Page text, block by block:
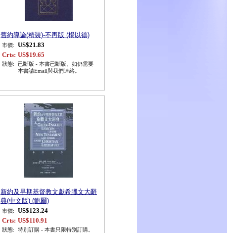
舊約導論(精裝)-不再版 (楊以德)
市價:
US$21.83
Crts: US$19.65
狀態:
已斷版 - 本書已斷版。如仍需要
本書請Email與我們連絡。
新約及早期基督教文獻希臘文大辭
典(中文版) (鮑爾)
市價:
US$123.24
Crts: US$110.91
狀態:
特別訂購 - 本書只限特別訂購。